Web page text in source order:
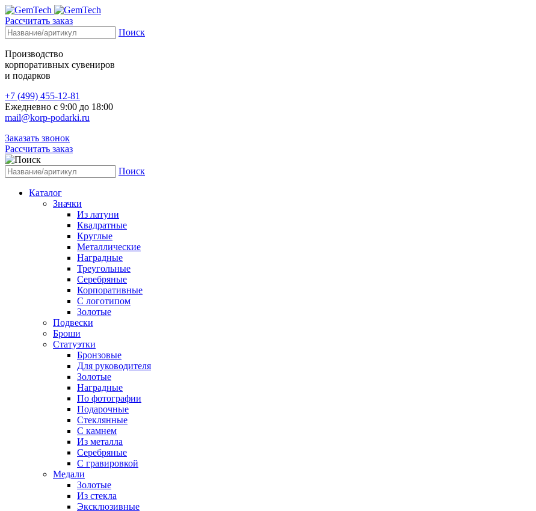
Рассчитать заказ
Поиск
Производство
корпоративных сувениров
и подарков
+7 (499) 455-12-81
Ежедневно с 9:00 до 18:00
mail@korp-podarki.ru
Заказать звонок
Рассчитать заказ
Поиск
Каталог
Значки
Из латуни
Квадратные
Круглые
Металлические
Наградные
Треугольные
Серебряные
Корпоративные
С логотипом
Золотые
Подвески
Броши
Статуэтки
Бронзовые
Для руководителя
Золотые
Наградные
По фотографии
Подарочные
Стеклянные
С камнем
Из металла
Серебряные
С гравировкой
Медали
Золотые
Из стекла
Эксклюзивные